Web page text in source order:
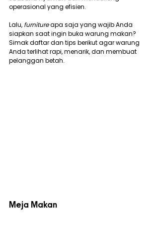
operasional yang efisien.
Lalu, furniture apa saja yang wajib Anda
siapkan saat ingin buka warung makan?
Simak daftar dan tips berikut agar warung
Anda terlihat rapi, menarik, dan membuat
pelanggan betah.
Meja Makan